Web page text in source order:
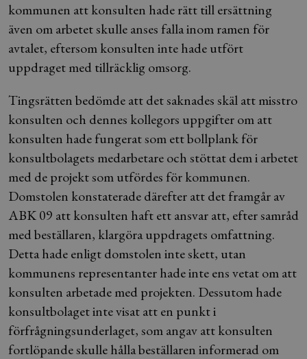
kommunen att konsulten hade rätt till ersättning
även om arbetet skulle anses falla inom ramen för
avtalet, eftersom konsulten inte hade utfört
uppdraget med tillräcklig omsorg.
Tingsrätten bedömde att det saknades skäl att misstro
konsulten och dennes kollegors uppgifter om att
konsulten hade fungerat som ett bollplank för
konsultbolagets medarbetare och stöttat dem i arbetet
med de projekt som utfördes för kommunen.
Domstolen konstaterade därefter att det framgår av
ABK 09 att konsulten haft ett ansvar att, efter samråd
med beställaren, klargöra uppdragets omfattning.
Detta hade enligt domstolen inte skett, utan
kommunens representanter hade inte ens vetat om att
konsulten arbetade med projekten. Dessutom hade
konsultbolaget inte visat att en punkt i
förfrågningsunderlaget, som angav att konsulten
fortlöpande skulle hålla beställaren informerad om